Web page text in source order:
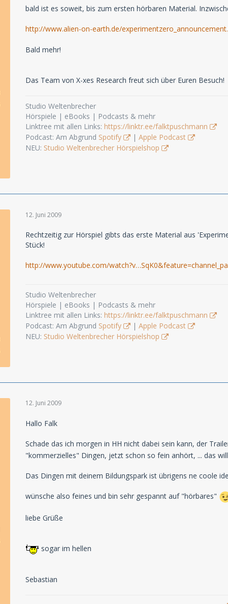
bald ist es soweit, bis zum ersten hörbaren Material.
http://www.alien-on-earth.de/
Bald mehr!
Das Team von X-xes Research freut sich über Euren Besuch!
Studio Weltenbrecher
Hörspiele | eBooks | Podcasts & mehr
Linktree mit allen Links: https://linktr.ee/falktpuschmann
Podcast: Am Abgrund Spotify | Apple Podcast
NEU: Studio Weltenbrecher Hörspielshop
12. Juni 2009
Rechtzeitig zur Hörspiel gibts das erste Material aus
Stück!
http://www.youtube.com/
Studio Weltenbrecher
Hörspiele | eBooks | Podcasts & mehr
Linktree mit allen Links: https://linktr.ee/falktpuschmann
Podcast: Am Abgrund Spotify | Apple Podcast
NEU: Studio Weltenbrecher Hörspielshop
12. Juni 2009
Hallo Falk
Schade das ich morgen in HH nicht dabei sein kann, der
"kommerzielles" Dingen, jetzt schon so fein anhört, ... das
Das Dingen mit deinem Bildungspark ist übrigens ne coole
wünsche also feines und bin sehr gespannt auf "hörbares"
liebe Grüße
sogar im hellen
Sebastian